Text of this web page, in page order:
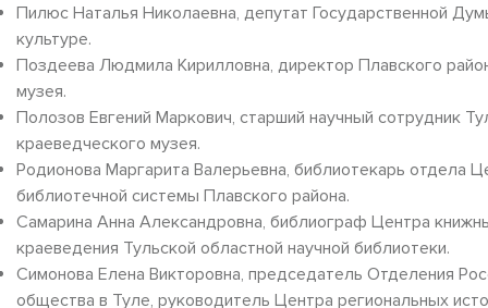
Пилюс Наталья Николаевна, депутат Государственной
культуре.
Поздеева Людмила Кирилловна, директор Плавского
музея.
Полозов Евгений Маркович, старший научный сотрудник
краеведческого музея.
Родионова Маргарита Валерьевна, библиотекарь отдела
библиотечной системы Плавского района.
Самарина Анна Александровна, библиограф Центра
краеведения Тульской областной научной библиотеки.
Симонова Елена Викторовна, председатель Отделения
общества в Туле, руководитель Центра региональных